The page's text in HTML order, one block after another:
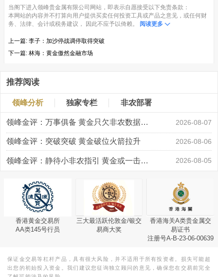
当阁下进入领峰贵金属有限公司网站，即表示自愿接受以下免责条款：
本网站的内容并不打算向用户提供买卖任何投资工具或产品之意见，或任何财
务、法律、会计或税务建议， 因此不应予以倚赖。
阅读更多
上一篇: 李子：加沙停战调停取得突破
下一篇: 林海：黄金傲然金融市场
推荐阅读
领峰分析 独家专栏 非农部署
领峰金评：万事俱备 黄金只欠非农数据“东风” 2026-08-07
领峰金评：突破突破 黄金破位火箭拉升 2026-08-06
领峰金评：静待小非农指引 黄金或一击破局 2026-08-05
香港黄金交易所
AA类145号行员
三大最活跃伦敦金/银交
易商大奖
香港海关A类贵金属交
易证书
注册号A-B-23-06-00639
保证金交易等杠杆产品，具有很大风险，并不适用于所有投资者。损失可能超
出您的初始投入资金。我们建议您征询独立顾问的意见，确保您在交易前完全